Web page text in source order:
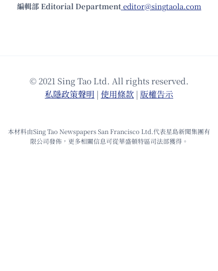
編輯部 Editorial Department editor@singtaola.com
© 2021 Sing Tao Ltd. All rights reserved.
私隱政策聲明 | 使⽤條款 | 版權告⽰
本材料由Sing Tao Newspapers San Francisco Ltd.代表星島新聞集團有
限公司發佈，更多相關信息可從華盛頓特區司法部獲得。